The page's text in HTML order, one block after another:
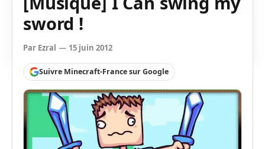
sword !
Par Ezral 15 juin 2012
Suivre Minecraft-France sur Google